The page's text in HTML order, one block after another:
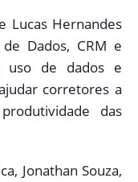
Lucas Hernandes
Dados, CRM e
uso de dados e
corretores a
das
Jonathan Souza,